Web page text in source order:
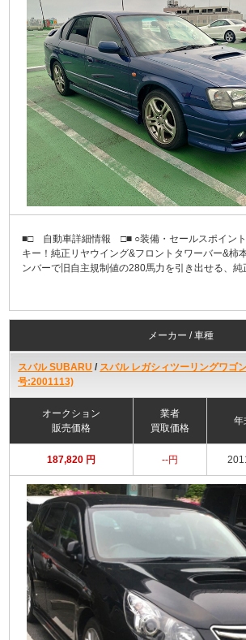
■□ 自動車詳細情報 □■ ○装備・セールスポイント
キー！純正リヤウイング&フロントタワーバー&柿
ンバーで旧自主規制値の280馬力を引き出せる、
メーカー / 車種
スバル SUBARU / スバル レガシィツーリングワゴ
号:2001113)
オークション
販売価格
業者
買取価格
年
187,820 円 --円